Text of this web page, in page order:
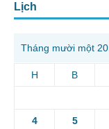
Lịch
Tháng mười một
H B
4 5